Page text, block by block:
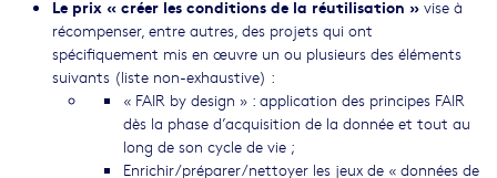
Le prix « créer les conditions de la réutilisation » vise à
récompenser, entre autres, des projets qui ont
spécifiquement mis en œuvre un ou plusieurs des éléments
suivants (liste non-exhaustive) :
« FAIR by design » : application des principes FAIR
dès la phase d’acquisition de la donnée et tout au
long de son cycle de vie ;
Enrichir/préparer/nettoyer les jeux de « données de